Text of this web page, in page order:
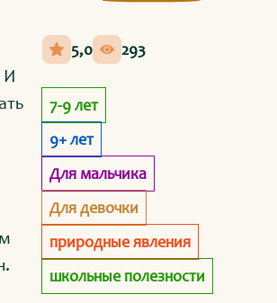
И
5,0 293
7-9 лет
9+ лет
Для мальчика
Для девочки
природные явления
школьные полезности